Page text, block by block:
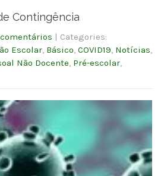
Contingência
| Categories:
Escolar Básico COVID19 Notícias
Não Docente Pré-escolar